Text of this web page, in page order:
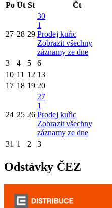
Po Út St Čt
27 28 29
30
1
Prodej kuřic
Zobrazit všechny
záznamy ze dne
3 4 5 6
10 11 12 13
17 18 19 20
24 25 26
27
1
Prodej kuřic
Zobrazit všechny
záznamy ze dne
31 1 2 3
Odstávky ČEZ